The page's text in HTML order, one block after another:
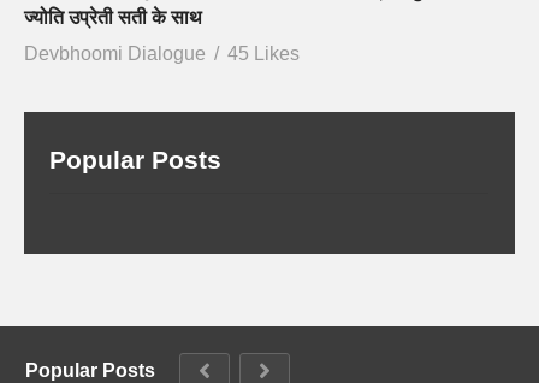
ज्योति उप्रेती सती के साथ
Devbhoomi Dialogue
45 Likes
Popular Posts
Popular Posts